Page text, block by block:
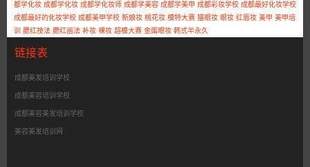
都学化妆 成都学化妆 成都学化妆师 成都学美容 成都学美甲 成都彩妆学校 成都最好化妆学校
成都最好的化妆学校 成都美甲学校 新娘妆 桃花妆 模特大赛 猫眼妆 眼妆 红唇妆 美甲 美甲培
训
腮红技法 腮红画法 补妆 裸妆 超模大赛 金属眼妆 韩式半永久
链接表
成都美发培训学校
成都美容培训学校
成都美容美发培训学校
美容美发培训网